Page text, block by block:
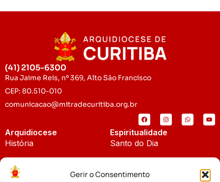
Gerir o Consentimento
(41) 2105-6300
Rua Jaime Reis, nº 369, Alto São Francisco
CEP: 80.510-010
comunicacao@mitradecuritiba.org.br
Arquidiocese
História
Padroeira
Espiritualidade
Santo do Dia